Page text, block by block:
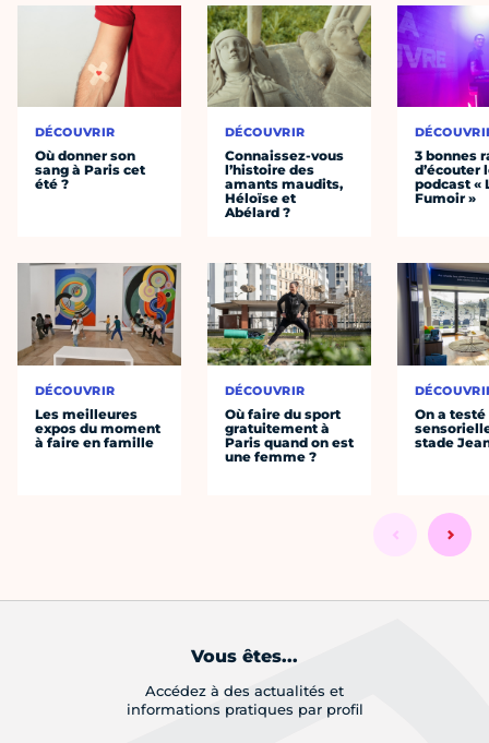
DÉCOUVRIR
Où donner son
sang à Paris cet
été ?
DÉCOUVRIR
Les meilleures
expos du moment
à faire en famille
DÉCOUVRIR
Connaissez-vous
l’histoire des
amants maudits,
Héloïse et
Abélard ?
DÉCOUVRIR
Où faire du sport
gratuitement à
Paris quand on est
une femme ?
3 bonnes
d’écouter
podcast «
Fumoir »
On a
stade
Vous êtes...
Accédez à des actualités et
informations pratiques par profil